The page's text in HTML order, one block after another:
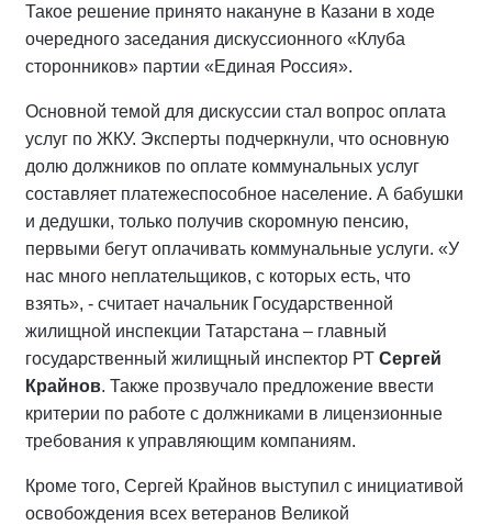
Такое решение принято накануне в Казани в ходе
очередного заседания дискуссионного «Клуба
сторонников» партии «Единая Россия».
Основной темой для дискуссии стал вопрос оплата
услуг по ЖКУ. Эксперты подчеркнули, что основную
долю должников по оплате коммунальных услуг
составляет платежеспособное население. А бабушки
и дедушки, только получив скоромную пенсию,
первыми бегут оплачивать коммунальные услуги. «У
нас много неплательщиков, с которых есть, что
взять», - считает начальник Государственной
жилищной инспекции Татарстана – главный
государственный жилищный инспектор РТ Сергей
Крайнов. Также прозвучало предложение ввести
критерии по работе с должниками в лицензионные
требования к управляющим компаниям.
Кроме того, Сергей Крайнов выступил с инициативой
освобождения всех ветеранов Великой